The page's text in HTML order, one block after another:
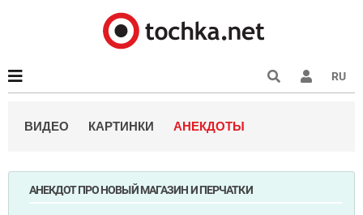
RU
ВИДЕО КАРТИНКИ АНЕКДОТЫ
АНЕКДОТ ПРО НОВЫЙ МАГАЗИН И ПЕРЧАТКИ